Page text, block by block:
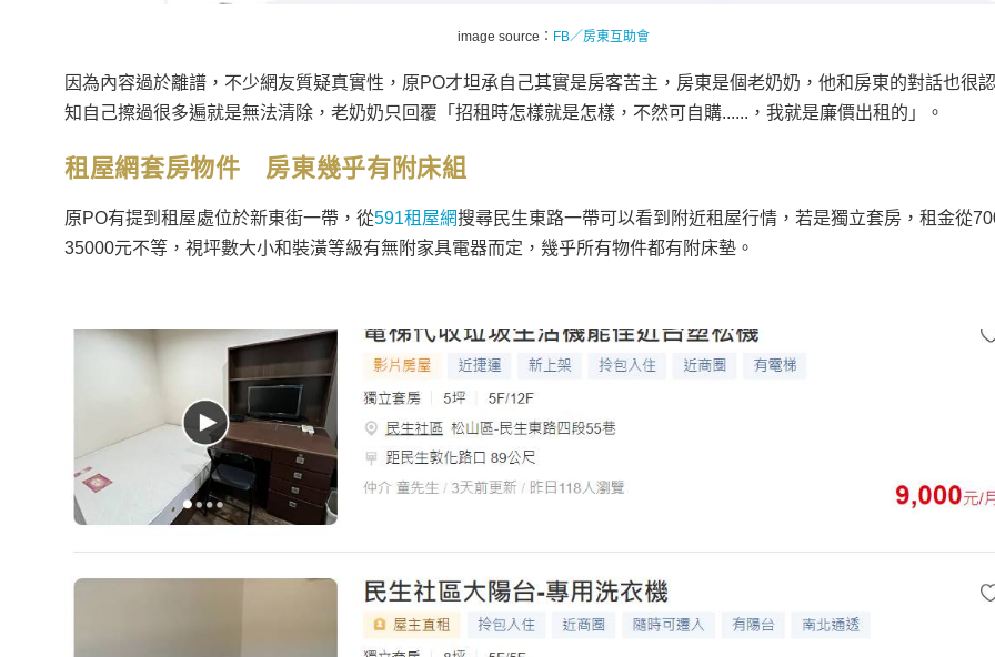
image source： FB／房東互助會
因為內容過於離譜，不少網友質疑真實性，原PO才坦承自己其實是房客苦主，房東是個老奶奶，他和房東的對話也很
知自己擦過很多遍就是無法清除，老奶奶只回覆「招租時怎樣就是怎樣，不然可自購......，我就是廉價出租的」。
租屋網套房物件 房東幾乎有附床組
原PO有提到租屋處位於新東街一帶，從591租屋網搜尋民生東路一帶可以看到附近租屋行情，若是獨立套房，租金從
35000元不等，視坪數大小和裝潢等級有無附家具電器而定，幾乎所有物件都有附床墊。